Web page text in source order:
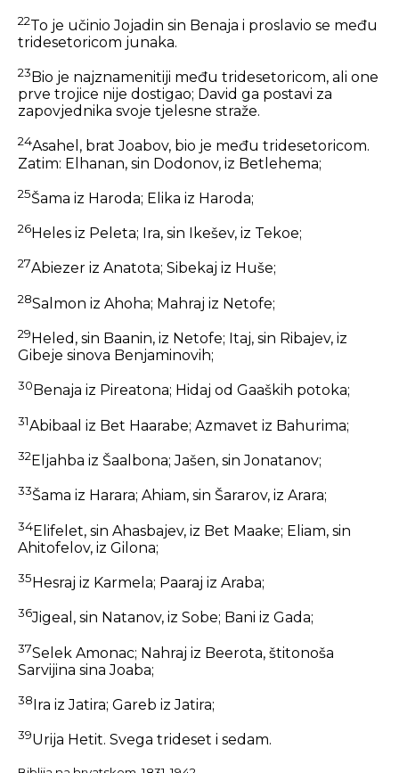
22To je učinio Jojadin sin Benaja i proslavio se među
tridesetoricom junaka.
23 Bio je najznamenitiji među tridesetoricom, ali one
prve trojice nije dostigao; David ga postavi za
zapovjednika svoje tjelesne straže.
24Asahel, brat Joabov, bio je među tridesetoricom.
Zatim: Elhanan, sin Dodonov, iz Betlehema;
25Šama iz Haroda; Elika iz Haroda;
26Heles iz Peleta; Ira, sin Ikešev, iz Tekoe;
27Abiezer iz Anatota; Sibekaj iz Huše;
28Salmon iz Ahoha; Mahraj iz Netofe;
29 Heled, sin Baanin, iz Netofe; Itaj, sin Ribajev, iz
Gibeje sinova Benjaminovih;
30 Benaja iz Pireatona; Hidaj od Gaaških potoka;
31Abibaal iz Bet Haarabe; Azmavet iz Bahurima;
32 Eljahba iz Šaalbona; Jašen, sin Jonatanov;
33Šama iz Harara; Ahiam, sin Šararov, iz Arara;
34Elifelet, sin Ahasbajev, iz Bet Maake; Eliam, sin
Ahitofelov, iz Gilona;
35 Hesraj iz Karmela; Paaraj iz Araba;
36Jigeal, sin Natanov, iz Sobe; Bani iz Gada;
37Selek Amonac; Nahraj iz Beerota, štitonoša
Sarvijina sina Joaba;
38 Ira iz Jatira; Gareb iz Jatira;
39Urija Hetit. Svega trideset i sedam.